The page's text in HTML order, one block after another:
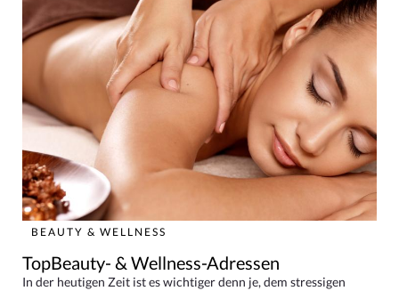
BEAUTY & WELLNESS
TopBeauty- & Wellness-Adressen
In der heutigen Zeit ist es wichtiger denn je, dem stressigen